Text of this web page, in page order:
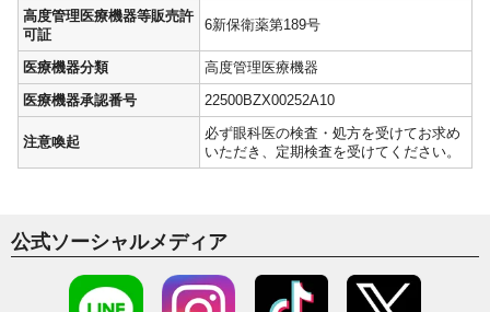
高度管理医療機器等販売許
可証
6新保衛薬第189号
医療機器分類
高度管理医療機器
医療機器承認番号
22500BZX00252A10
注意喚起
必ず眼科医の検査・処方を受けてお求め
いただき、定期検査を受けてください。
公式ソーシャルメディア